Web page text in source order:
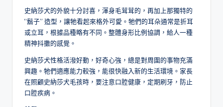
史納莎犬的外貌十分討喜，渾身毛茸茸的，再加上那獨特的
“鬍子” 造型，讓牠看起來格外可愛。牠們的耳朵通常是折耳
或立耳，根據品種略有不同。整體身形比例協調，給人一種
精神抖擻的感覺。
史納莎犬性格活潑好動，好奇心強，總是對周圍的事物充滿
興趣。牠們適應能力較強，能很快融入新的生活環境。家長
在照顧史納莎犬毛孩時，要注意口腔健康，定期刷牙，防止
口腔疾病。